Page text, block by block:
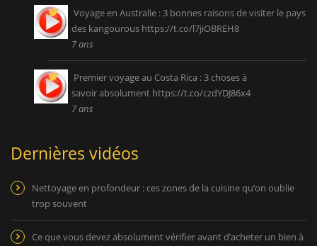
Voyage en Australie : 3 bonnes raisons de visiter le pays
des kangourous https://t.co/l7jiOBREH8
7 ans
Premier voyage au Costa Rica : 3 choses à
savoir absolument https://t.co/czdYDJ86x4
7 ans
Dernières vidéos
Nettoyage en profondeur : ces zones de la cuisine qu’on oublie
trop souvent
Ce que vous devez absolument vérifier avant d’acheter un bien à